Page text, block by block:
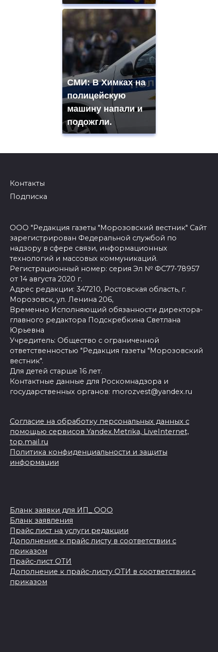
СМИ: В Химках на
полицейскую
машину напали и
подожгли.
Контакты
Подписка
ООО "Редакция газеты "Морозовский вестник" Сайт
зарегистрирован Федеральной службой по
надзору в сфере связи, информационных
технологий и массовых коммуникаций.
Регистрационный номер: серия Эл № ФС77-78957
от 14 августа 2020 г.
Адрес редакции: 347210, Ростовская область, г.
Морозовск, ул. Ленина 206,
Временно Исполняющий обязанности директора-
главного редактора Подскребкина Светлана
Юрьевна
Учредитель: Общество с ограниченной
ответственностью "Редакция газеты "Морозовский
вестник".
Для детей старше 16 лет.
Контактные данные для Роскомнадзора и
государственных органов: morozvest@yandex.ru
Согласие на обработку персональных данных с
помощью сервисов Yandex.Metrika, LiveInternet,
top.mail.ru
Политика конфиденциальности и защиты
информации
Бланк заявки для ИП_ ООО
Бланк заявления
Прайс лист на услуги редакции
Дополнение к прайс листу в соответствии с
приказом
Прайс-лист ОТИ
Дополнение к прайс-листу ОТИ в соответствии с
приказом